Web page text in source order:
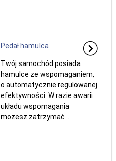
Pedał hamulca
Twój samochód posiada
hamulce ze wspomaganiem,
o automatycznie regulowanej
efektywności. W razie awarii
układu wspomagania
możesz zatrzymać ...